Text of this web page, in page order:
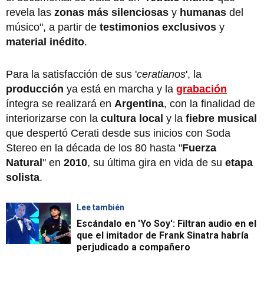
revela las zonas más silenciosas y humanas del
músico", a partir de testimonios exclusivos y
material inédito.
Para la satisfacción de sus 'ceratianos', la
producción ya está en marcha y la grabación
íntegra se realizará en Argentina, con la finalidad de
interiorizarse con la cultura local y la fiebre musical
que despertó Cerati desde sus inicios con Soda
Stereo en la década de los 80 hasta "Fuerza
Natural" en 2010, su última gira en vida de su etapa
solista.
Lee también
Escándalo en 'Yo Soy': Filtran audio en el
que el imitador de Frank Sinatra habría
perjudicado a compañero